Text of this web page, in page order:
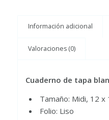
Información adicional
Valoraciones (0)
Cuaderno de tapa
Tamaño: Midi, 12 x
Folio: Liso